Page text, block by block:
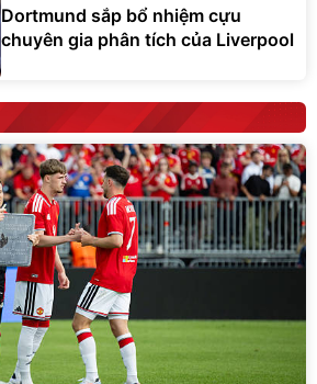
Dortmund sắp bổ nhiệm cựu
chuyên gia phân tích của Liverpool